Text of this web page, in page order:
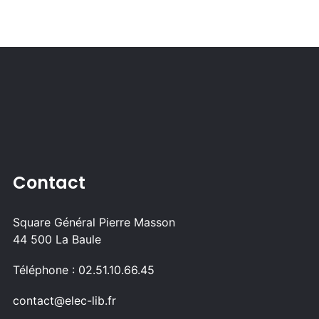
Contact
Square Général Pierre Masson
44 500 La Baule
Téléphone : 02.51.10.66.45
contact@elec-lib.fr